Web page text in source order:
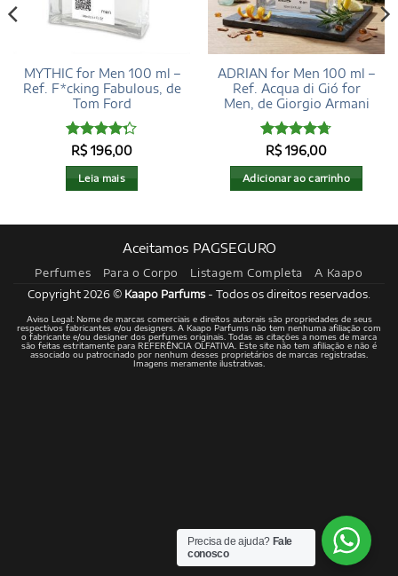
MYTHIC for Men 100 ml –
Ref. F*cking Fabulous, de
Tom Ford
Avaliação
4.29de 5
R$196,00
Leia mais
ADRIAN for Men 100 ml –
Ref. Acqua di Gió for
Men, de Giorgio Armani
Avaliação
4.68de 5
R$196,00
Adicionar ao carrinho
Aceitamos PAGSEGURO
Perfumes Para o Corpo Listagem Completa A Kaapo
Copyright 2026 © Kaapo Parfums- Todos os direitos reservados.
Aviso Legal: Nome de marcas comerciais e direitos autorais são propriedades de seus
respectivos fabricantes e/ou designers. A Kaapo Parfums não tem nenhuma afiliação com
o fabricante e/ou designer dos perfumes originais. Todas as citações a nomes de marca
são feitas estritamente para REFERÊNCIA OLFATIVA. Este site não tem afiliação e não é
associado ou patrocinado por nenhum desses proprietários de marcas registradas.
Imagens meramente ilustrativas.
Precisa de ajuda? Fale
conosco